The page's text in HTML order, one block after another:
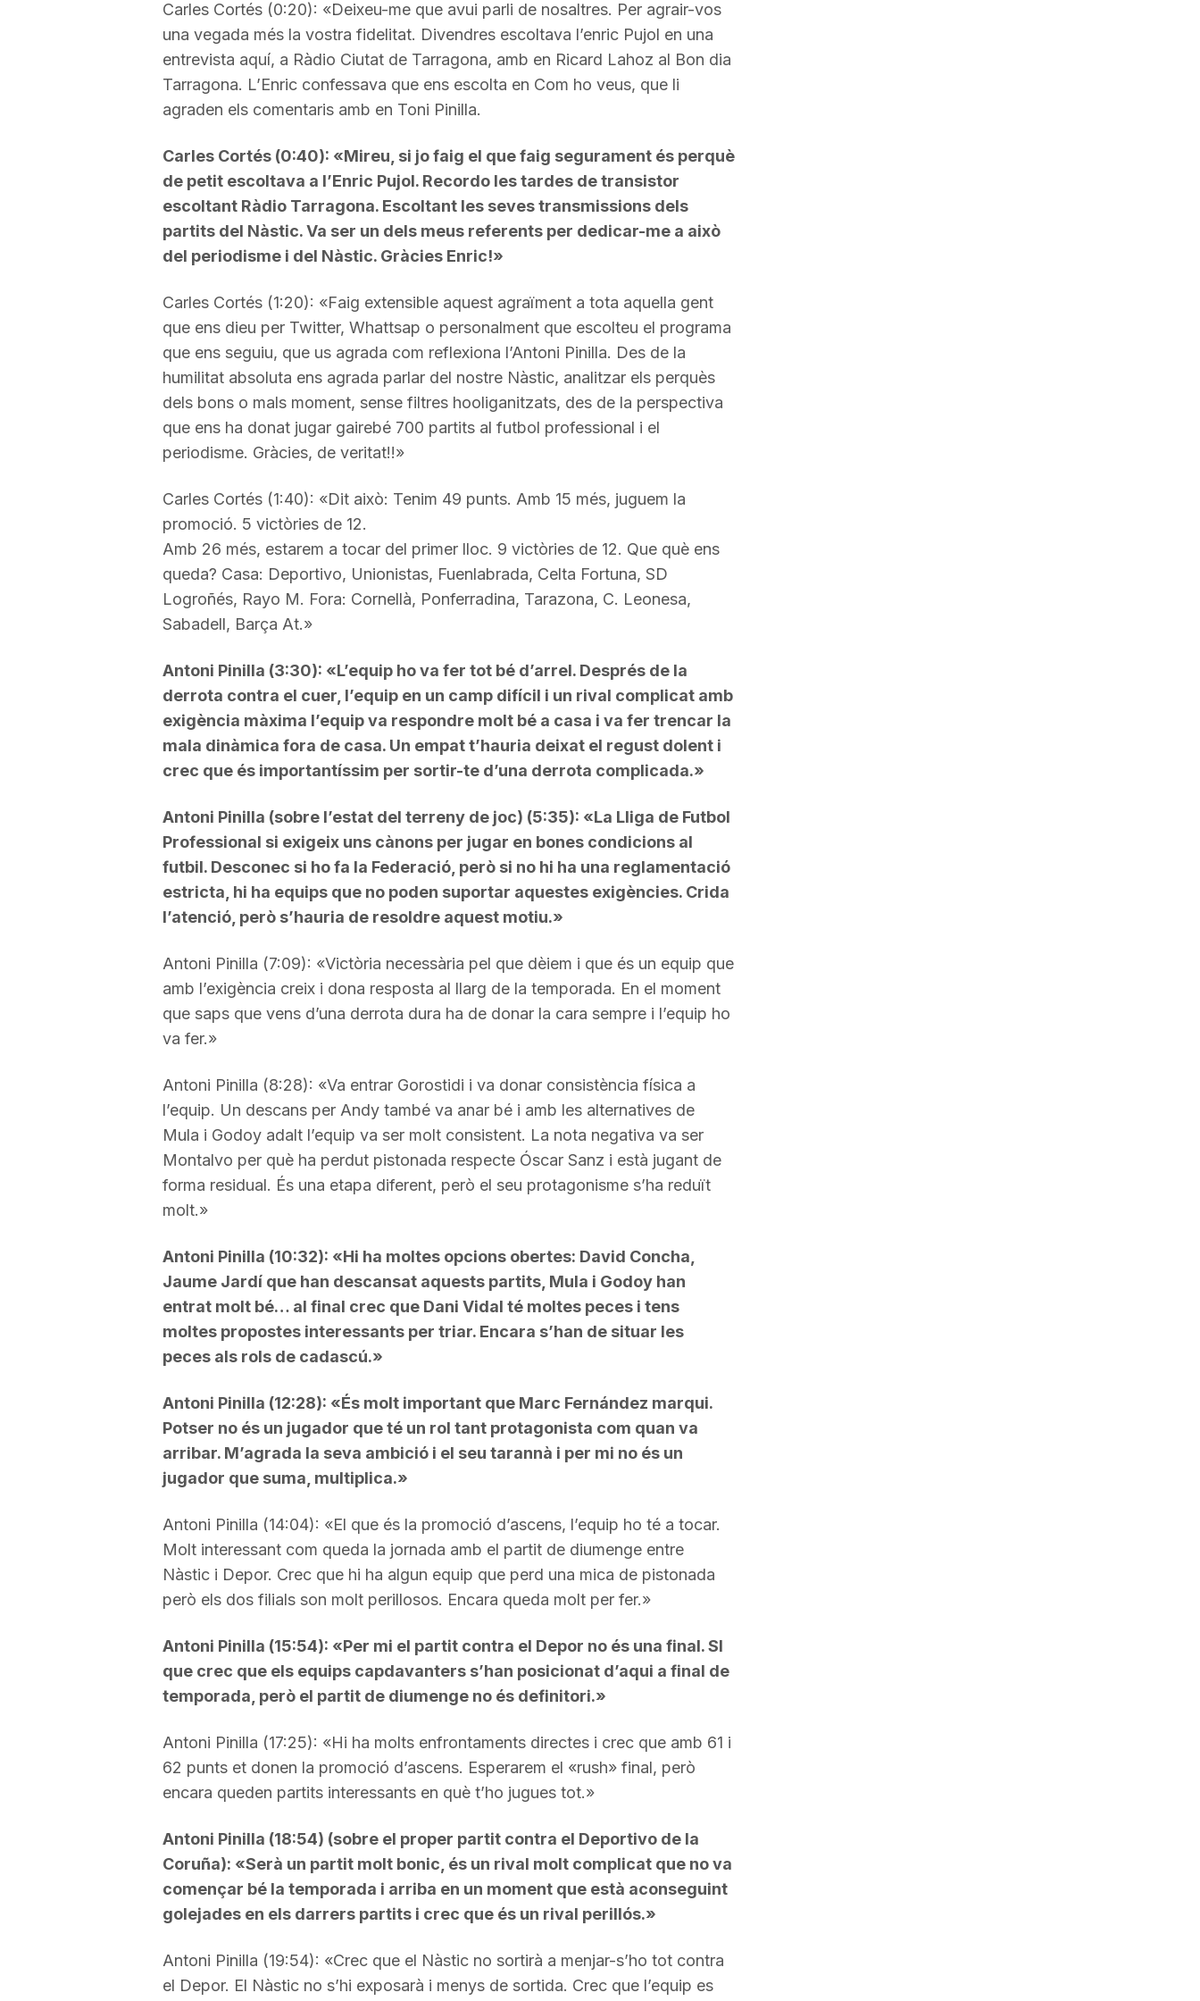
a
Carles Cortés (0:20): «Deixeu-me que avui parli de nosaltres. Per agrair-vos
una vegada més la vostra fidelitat. Divendres escoltava l’enric Pujol en una
entrevista aquí, a Ràdio Ciutat de Tarragona, amb en Ricard Lahoz al Bon dia
Tarragona. L’Enric confessava que ens escolta en Com ho veus, que li
agraden els comentaris amb en Toni Pinilla.
Carles Cortés (0:40): «Mireu, si jo faig el que faig segurament és perquè
de petit escoltava a l’Enric Pujol. Recordo les tardes de transistor
escoltant Ràdio Tarragona. Escoltant les seves transmissions dels
partits del Nàstic. Va ser un dels meus referents per dedicar-me a això
del periodisme i del Nàstic. Gràcies Enric!»
Carles Cortés (1:20): «Faig extensible aquest agraïment a tota aquella gent
que ens dieu per Twitter, Whattsap o personalment que escolteu el programa
que ens seguiu, que us agrada com reflexiona l’Antoni Pinilla. Des de la
humilitat absoluta ens agrada parlar del nostre Nàstic, analitzar els perquès
dels bons o mals moment, sense filtres hooliganitzats, des de la perspectiva
que ens ha donat jugar gairebé 700 partits al futbol professional i el
periodisme. Gràcies, de veritat!!»
Carles Cortés (1:40): «Dit això: Tenim 49 punts. Amb 15 més, juguem la
promoció. 5 victòries de 12.
Amb 26 més, estarem a tocar del primer lloc. 9 victòries de 12. Que què ens
queda? Casa: Deportivo, Unionistas, Fuenlabrada, Celta Fortuna, SD
Logroñés, Rayo M. Fora: Cornellà, Ponferradina, Tarazona, C. Leonesa,
Sabadell, Barça At.»
Antoni Pinilla (3:30): «L’equip ho va fer tot bé d’arrel. Després de la
derrota contra el cuer, l’equip en un camp difícil i un rival complicat amb
exigència màxima l’equip va respondre molt bé a casa i va fer trencar la
mala dinàmica fora de casa. Un empat t’hauria deixat el regust dolent i
crec que és importantíssim per sortir-te d’una derrota complicada.»
Antoni Pinilla (sobre l’estat del terreny de joc) (5:35): «La Lliga de Futbol
Professional si exigeix uns cànons per jugar en bones condicions al
futbil. Desconec si ho fa la Federació, però si no hi ha una reglamentació
estricta, hi ha equips que no poden suportar aquestes exigències. Crida
l’atenció, però s’hauria de resoldre aquest motiu.»
Antoni Pinilla (7:09): «Victòria necessària pel que dèiem i que és un equip que
amb l’exigència creix i dona resposta al llarg de la temporada. En el moment
que saps que vens d’una derrota dura ha de donar la cara sempre i l’equip ho
va fer.»
Antoni Pinilla (8:28): «Va entrar Gorostidi i va donar consistència física a
l’equip. Un descans per Andy també va anar bé i amb les alternatives de
Mula i Godoy adalt l’equip va ser molt consistent. La nota negativa va ser
Montalvo per què ha perdut pistonada respecte Óscar Sanz i està jugant de
forma residual. És una etapa diferent, però el seu protagonisme s’ha reduït
molt.»
Antoni Pinilla (10:32): «Hi ha moltes opcions obertes: David Concha,
Jaume Jardí que han descansat aquests partits, Mula i Godoy han
entrat molt bé… al final crec que Dani Vidal té moltes peces i tens
moltes propostes interessants per triar. Encara s’han de situar les
peces als rols de cadascú.»
Antoni Pinilla (12:28): «És molt important que Marc Fernández marqui.
Potser no és un jugador que té un rol tant protagonista com quan va
arribar. M’agrada la seva ambició i el seu tarannà i per mi no és un
jugador que suma, multiplica.»
Antoni Pinilla (14:04): «El que és la promoció d’ascens, l’equip ho té a tocar.
Molt interessant com queda la jornada amb el partit de diumenge entre
Nàstic i Depor. Crec que hi ha algun equip que perd una mica de pistonada
però els dos filials son molt perillosos. Encara queda molt per fer.»
Antoni Pinilla (15:54): «Per mi el partit contra el Depor no és una final. SI
que crec que els equips capdavanters s’han posicionat d’aqui a final de
temporada, però el partit de diumenge no és definitori.»
Antoni Pinilla (17:25): «Hi ha molts enfrontaments directes i crec que amb 61 i
62 punts et donen la promoció d’ascens. Esperarem el «rush» final, però
encara queden partits interessants en què t’ho jugues tot.»
Antoni Pinilla (18:54) (sobre el proper partit contra el Deportivo de la
Coruña): «Serà un partit molt bonic, és un rival molt complicat que no va
començar bé la temporada i arriba en un moment que està aconseguint
golejades en els darrers partits i crec que és un rival perillós.»
Antoni Pinilla (19:54): «Crec que el Nàstic no sortirà a menjar-s’ho tot contra
el Depor. El Nàstic no s’hi exposarà i menys de sortida. Crec que l’equip es